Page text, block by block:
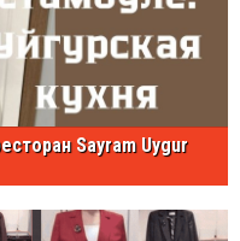
Sayram Uygur